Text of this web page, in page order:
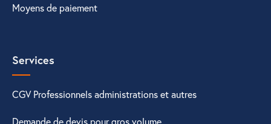
Moyens de paiement
Services
CGV Professionnels administrations et autres
Demande de devis pour gros volume